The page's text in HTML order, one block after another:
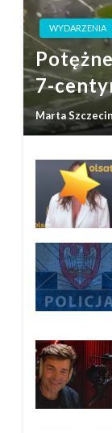
WYDARZENIA
7-
Marta Szczecin